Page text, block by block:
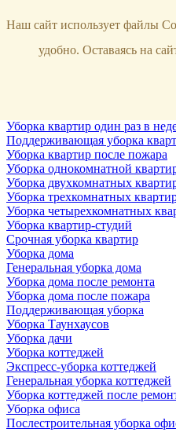
Уборка
Уборка снега
Уборка квартир один раз в
Поддерживающая уборка
Уборка квартир после пожара
Уборка однокомнатной
Уборка двухкомнатных
Уборка трехкомнатных
Уборка четырехкомнатных
Уборка квартир-студий
Срочная уборка квартир
Уборка дома
Генеральная уборка дома
Уборка дома после ремонта
Уборка дома после пожара
Поддерживающая уборка
Уборка Таунхаусов
Уборка дачи
Уборка коттеджей
Экспресс-уборка коттеджей
Генеральная уборка коттеджей
Уборка коттеджей после
Уборка офиса
Послестроительная уборка
Наш сайт использует файлы
удобно. Оставаясь на